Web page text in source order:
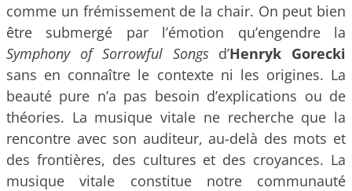
comme un frémissement de la chair. On peut bien
être submergé par l’émotion qu’engendre la
Symphony of Sorrowful Songsd’Henryk Gorecki
sans en connaître le contexte ni les origines. La
beauté pure n’a pas besoin d’explications ou de
théories. La musique vitale ne recherche que la
rencontre avec son auditeur, au-delà des mots et
des frontières, des cultures et des croyances. La
musique vitale constitue notre communauté